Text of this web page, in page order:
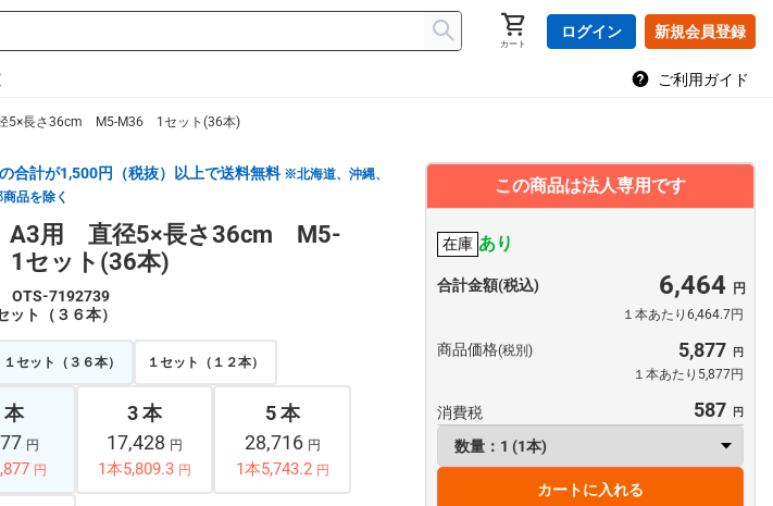
カート
ログイン 新規会員登録
ご利用ガイド
長さ36cm M5-M36 1セット(36本)
合計が1,500円（税抜）以上で送料無料 ※北海道、沖縄、
品を除く
用 直径5×長さ36cm M5-
セット(36本)
OTS-7192739
ット（３６本）
１セット（３６本） １セット（１２本）
本
円
円
3 本
17,428 円
1本5,809.3 円
5 本
28,716 円
1本5,743.2 円
この商品は法人専用です
在庫 あり
合計金額(税込) 6,464
１本あたり6,464.7円
商品価格(税別) 5,877
１本あたり5,877円
消費税 587
カートに入れる